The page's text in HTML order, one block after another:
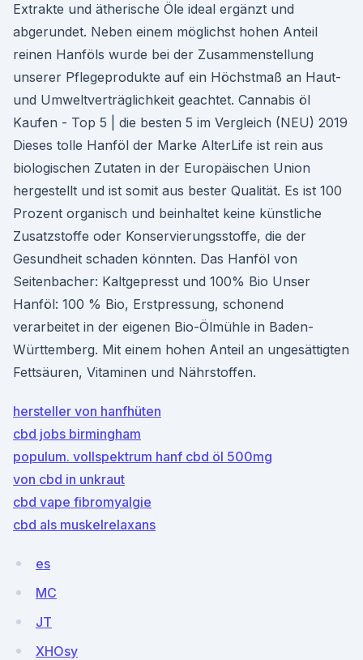
Extrakte und ätherische Öle ideal ergänzt und
abgerundet. Neben einem möglichst hohen Anteil
reinen Hanföls wurde bei der Zusammenstellung
unserer Pflegeprodukte auf ein Höchstmaß an Haut-
und Umweltverträglichkeit geachtet. Cannabis öl
Kaufen - Top 5 | die besten 5 im Vergleich (NEU) 2019
Dieses tolle Hanföl der Marke AlterLife ist rein aus
biologischen Zutaten in der Europäischen Union
hergestellt und ist somit aus bester Qualität. Es ist 100
Prozent organisch und beinhaltet keine künstliche
Zusatzstoffe oder Konservierungsstoffe, die der
Gesundheit schaden könnten. Das Hanföl von
Seitenbacher: Kaltgepresst und 100% Bio Unser
Hanföl: 100 % Bio, Erstpressung, schonend
verarbeitet in der eigenen Bio-Ölmühle in Baden-
Württemberg. Mit einem hohen Anteil an ungesättigten
Fettsäuren, Vitaminen und Nährstoffen.
hersteller von hanfhüten
cbd jobs birmingham
populum. vollspektrum hanf cbd öl 500mg
von cbd in unkraut
cbd vape fibromyalgie
cbd als muskelrelaxans
es
MC
JT
XHOsy